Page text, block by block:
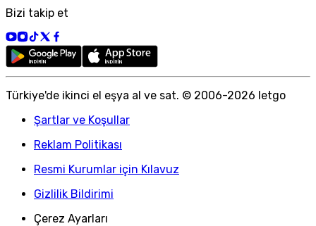
Bizi takip et
Türkiye'de ikinci el eşya al ve sat. © 2006-2026 letgo
Şartlar ve Koşullar
Reklam Politikası
Resmi Kurumlar için Kılavuz
Gizlilik Bildirimi
Çerez Ayarları